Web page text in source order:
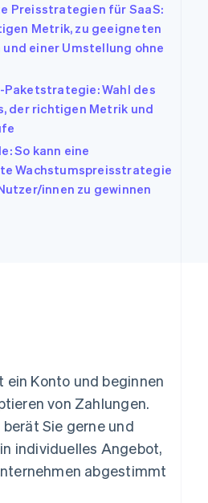
Preisstrategien für SaaS:
Metrik, zu geeigneten
einer Umstellung ohne
Paketstrategie: Wahl des
der richtigen Metrik und
So kann eine
Wachstumspreisstrategie
innen zu gewinnen
ein Konto und beginnen
von Zahlungen.
berät Sie gerne und
individuelles Angebot,
abgestimmt